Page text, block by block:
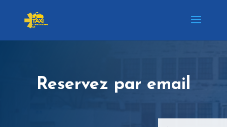
Reservez par email